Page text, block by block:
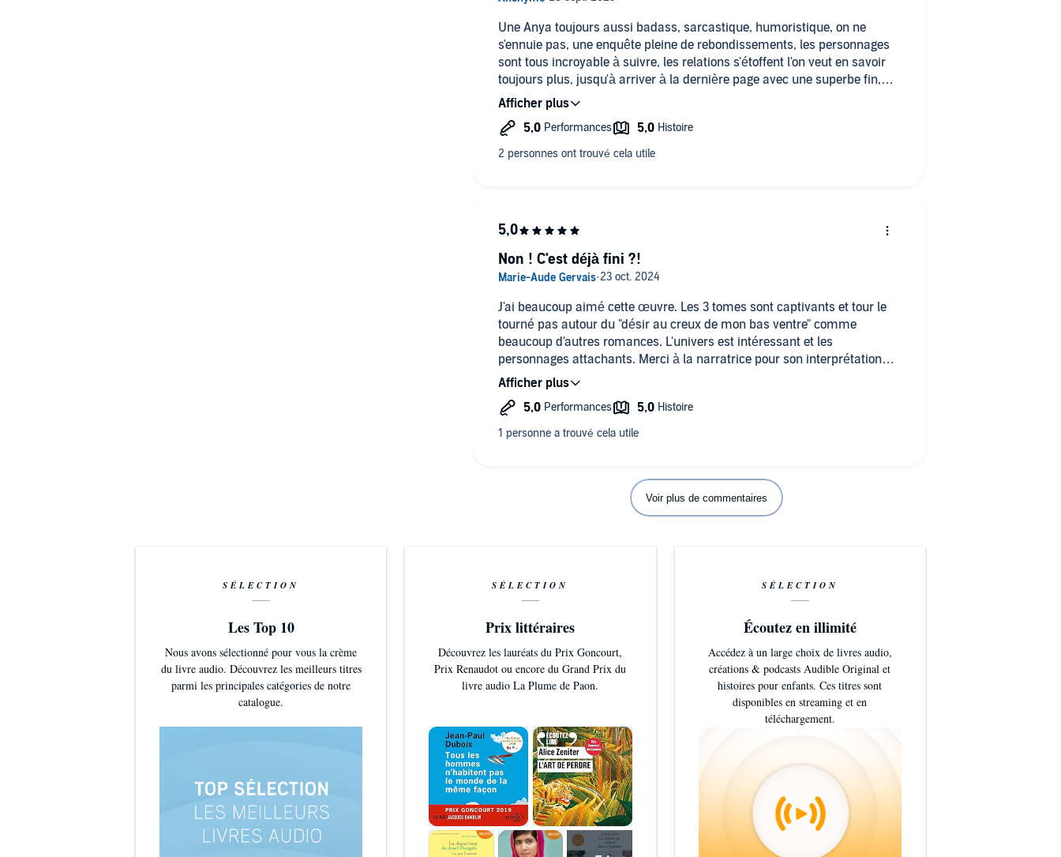
Une Anya toujours aussi badass, sarcastique, humoristique, on ne
s'ennuie pas, une enquête pleine de rebondissements, les personnages
sont tous incroyable à suivre, les relations s'étoffent l'on veut en savoir
toujours plus, jusqu'à arriver à la dernière page avec une superbe fin,
suivie d'un bel épilogue, qui vous met du baume au cœur. Bonne
narration.
J'ai beaucoup aimé cette œuvre. Les 3 tomes sont captivants et tour le
tourné pas autour du "désir au creux de mon bas ventre" comme
beaucoup d'autres romances. L'univers est intéressant et les
personnages attachants. Merci à la narratrice pour son interprétation
des personnages qu'elle a à elle seule rendu vivants.
Non ! C'est déjà fini ?!
Voir plus de commentaires
SÉLECTION
Les Top 10
Nous avons sélectionné pour vous la crème
du livre audio. Découvrez les meilleurs titres
parmi les principales catégories de notre
catalogue.
SÉLECTION
Prix littéraires
Découvrez les lauréats du Prix Goncourt,
Prix Renaudot ou encore du Grand Prix du
livre audio La Plume de Paon.
SÉLECTION
Écoutez en illimité
Accédez à un large choix de livres audio,
créations & podcasts Audible Original et
histoires pour enfants. Ces titres sont
disponibles en streaming et en
téléchargement.